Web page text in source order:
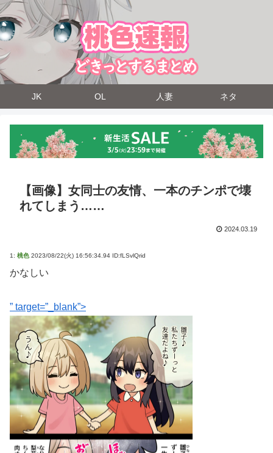
JK OL 人妻 ネタ
【画像】女同士の友情、一本のチンポで壊
れてしまう……
2024.03.19
1: 桃色 2023/08/22(火) 16:56:34.94 ID:fLSvlQrid
かなしい
” target=”_blank”>